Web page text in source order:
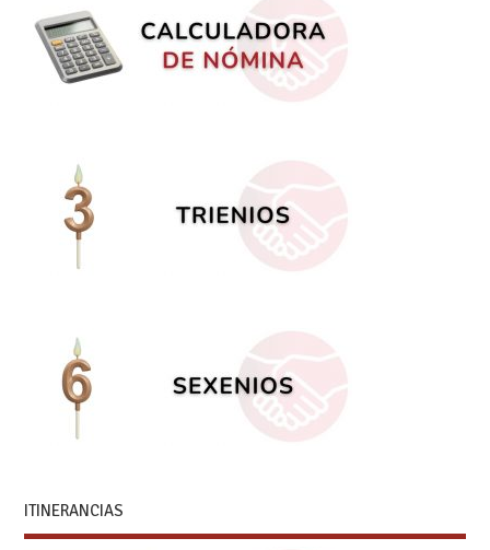
ITINERANCIAS